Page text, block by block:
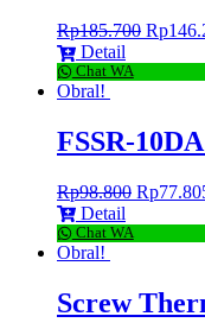
Rp185.700 Rp
Detail
Chat WA
Obral!
FSSR-
Rp98.800 Rp
Detail
Chat WA
Obral!
Screw